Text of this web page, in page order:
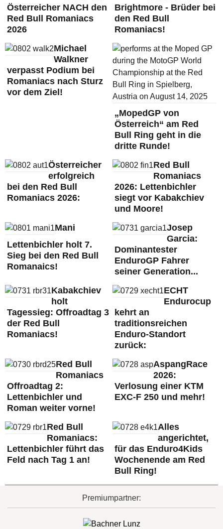
Österreicher NACH den
Red Bull Romaniacs
2026
Brightmore - Brüder bei
den Red Bull
Romaniacs!
Michael
Walkner
verpasst Podium bei
Romaniacs nach Sturz
vor dem Ziel!
„MopedGP von
Österreich“ am Red
Bull Ring geht in die
dritte Runde!
Österreicher
erfolgreich
bei den Red Bull
Romaniacs 2026:
Red Bull
Romaniacs
2026: Lettenbichler
siegt vor Kabakchiev
und Moore!
Mani
Lettenbichler holt 7.
Sieg bei den Red Bull
Romanaics!
Josep
Garcia:
Dominantester
EnduroGP Fahrer
seiner Generation...
Kabakchiev
holt
Tagessieg: Offroadtag 3
der Red Bull
Romaniacs!
ECHT
Endurocup
kehrt an
traditionsreichen
Enduro-Standort
zurück:
Red Bull
Romaniacs
Offroadtag 2:
Lettenbichler und
Roman weiter vorne!
AspangRace
2026:
Verlosung einer KTM
EXC-F 250 und mehr!
Red Bull
Romaniacs:
Lettenbichler führt das
Feld nach Tag 1 an!
Alles
angerichtet,
für das Enduro4Kids
Wochenende am Red
Bull Ring!
Premiumpartner: